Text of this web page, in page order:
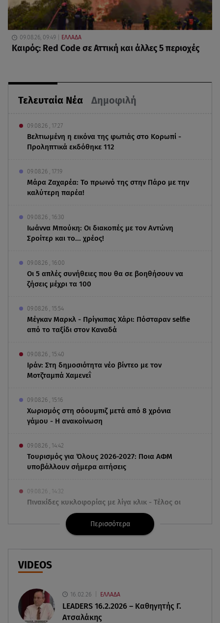
Τελευταία Νέα Δημοφιλή
09.08.26 , 17:27
Βελτιωμένη η εικόνα της φωτιάς στο Κορωπί -
Προληπτικά εκδόθηκε 112
09.08.26 , 17:19
Μάρα Ζαχαρέα: Το πρωινό της στην Πάρο με την
καλύτερη παρέα!
09.08.26 , 16:30
Ιωάννα Μπούκη: Οι διακοπές με τον Αντώνη
Σροίτερ και το... χρέος!
09.08.26 , 16:00
Οι 5 απλές συνήθειες που θα σε βοηθήσουν να
ζήσεις μέχρι τα 100
09.08.26 , 15:54
Μέγκαν Μαρκλ - Πρίγκιπας Χάρι: Πόσταραν selfie
από το ταξίδι στον Καναδά
09.08.26 , 15:40
Ιράν: Στη δημοσιότητα νέο βίντεο με τον
Μοτζταμπά Χαμενεΐ
09.08.26 , 15:16
Χωρισμός στη σόουμπιζ μετά από 8 χρόνια
γάμου - Η ανακοίνωση
09.08.26 , 14:42
Τουρισμός για Όλους 2026-2027: Ποια ΑΦΜ
υποβάλλουν σήμερα αιτήσεις
09.08.26 , 14:32
Πινακίδες κυκλοφορίας με λίγα κλικ - Τέλος οι
καθυστερήσεις
Γνωστός δημοσιογράφος αποκάλυψε ότι
Αδιάβροχη μάσκαρα: αφαίρεσε την χωρίς να
ταλαιπωρείς τις βλεφερίδες σου
Περισσότερα
VIDEOS
16.02.26 ΕΛΛΑΔΑ
LEADERS 16.2.2026 – Καθηγητής Γ.
Ατσαλάκης
09.08.26, 09:49 ΕΛΛΑΔΑ
Καιρός: Red Code σε Αττική και άλλες 5 περιοχές